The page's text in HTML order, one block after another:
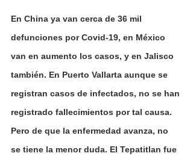
En China ya van cerca de 36 mil
defunciones por Covid-19, en México
van en aumento los casos, y en Jalisco
también. En Puerto Vallarta aunque se
registran casos de infectados, no se han
registrado fallecimientos por tal causa.
Pero de que la enfermedad avanza, no
se tiene la menor duda. El Tepatitlan fue